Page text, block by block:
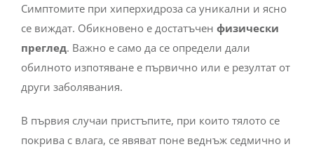
Симптомите при хиперхидроза са уникални и ясно
се виждат. Обикновено е достатъчен физически
преглед. Важно е само да се определи дали
обилното изпотяване е първично или е резултат от
други заболявания.
В първия случаи пристъпите, при които тялото се
покрива с влага, се явяват поне веднъж седмично и